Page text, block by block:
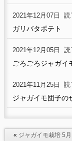
2021年12月07日 読
ガリバタポテト
2021年12月05日 読
ごろごろジャガイ
2021年11月25日 読
ジャガイモ団子の
« ジャガイモ栽培 5月